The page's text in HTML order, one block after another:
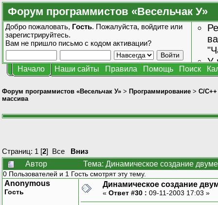
Форум программистов «Весельчак У»
Добро пожаловать, Гость. Пожалуйста, войдите или
зарегистрируйтесь.
Вам не пришло письмо с кодом активации?
У
Начало Наши сайты Правила Помощь Поиск
Форум программистов «Весельчак У» > Программирование > C/C++
массива
Страниц: 1 [2] Все
Вниз
Автор
Тема: Динамическое создание
0 Пользователей и 1 Гость смотрят эту тему.
Anonymous
Гость
Динамическое создание
« Ответ #30 : 09-11-2003 17:03 »